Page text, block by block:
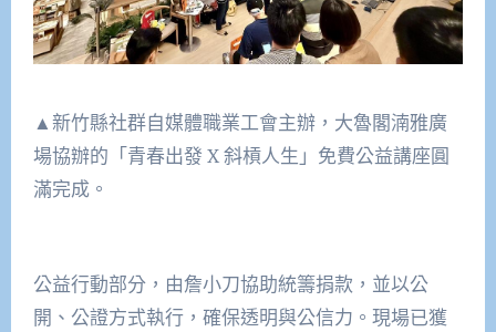
▲新竹縣社群自媒體職業工會主辦，大魯閣湳雅廣
場協辦的「青春出發 X 斜槓人生」免費公益講座圓
滿完成。
公益行動部分，由詹小刀協助統籌捐款，並以公
開、公證方式執行，確保透明與公信力。現場已獲